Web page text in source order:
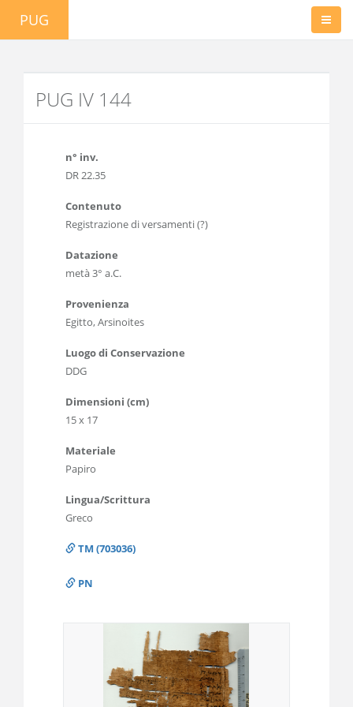
PUG
PUG IV 144
n° inv.
DR 22.35
Contenuto
Registrazione di versamenti (?)
Datazione
metà 3° a.C.
Provenienza
Egitto, Arsinoites
Luogo di Conservazione
DDG
Dimensioni (cm)
15 x 17
Materiale
Papiro
Lingua/Scrittura
Greco
TM (703036)
PN